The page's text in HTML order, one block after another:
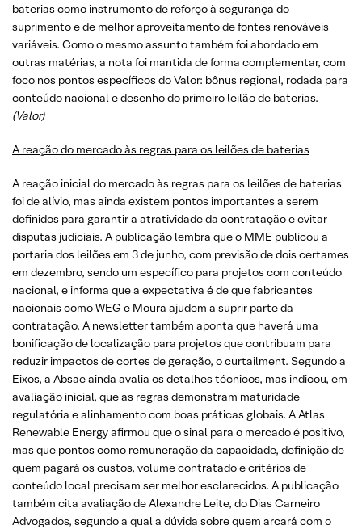
baterias como instrumento de reforço à segurança do
suprimento e de melhor aproveitamento de fontes renováveis
variáveis. Como o mesmo assunto também foi abordado em
outras matérias, a nota foi mantida de forma complementar, com
foco nos pontos específicos do Valor: bônus regional, rodada para
conteúdo nacional e desenho do primeiro leilão de baterias.
(Valor)
A reação do mercado às regras para os leilões de baterias
A reação inicial do mercado às regras para os leilões de baterias
foi de alívio, mas ainda existem pontos importantes a serem
definidos para garantir a atratividade da contratação e evitar
disputas judiciais. A publicação lembra que o MME publicou a
portaria dos leilões em 3 de junho, com previsão de dois certames
em dezembro, sendo um específico para projetos com conteúdo
nacional, e informa que a expectativa é de que fabricantes
nacionais como WEG e Moura ajudem a suprir parte da
contratação. A newsletter também aponta que haverá uma
bonificação de localização para projetos que contribuam para
reduzir impactos de cortes de geração, o curtailment. Segundo a
Eixos, a Absae ainda avalia os detalhes técnicos, mas indicou, em
avaliação inicial, que as regras demonstram maturidade
regulatória e alinhamento com boas práticas globais. A Atlas
Renewable Energy afirmou que o sinal para o mercado é positivo,
mas que pontos como remuneração da capacidade, definição de
quem pagará os custos, volume contratado e critérios de
conteúdo local precisam ser melhor esclarecidos. A publicação
também cita avaliação de Alexandre Leite, do Dias Carneiro
Advogados, segundo a qual a dúvida sobre quem arcará com o